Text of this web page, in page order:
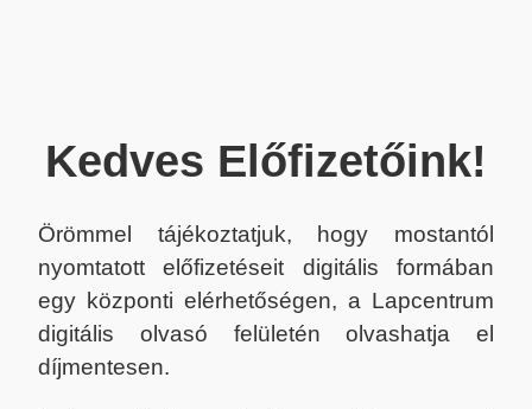
Kedves Előfizetőink!
Örömmel tájékoztatjuk, hogy mostantól
nyomtatott előfizetéseit digitális formában
egy központi elérhetőségen, a Lapcentrum
digitális olvasó felületén olvashatja el
díjmentesen.